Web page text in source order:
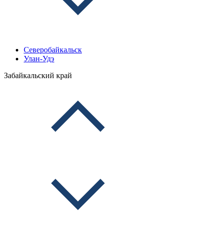
Северобайкальск
Улан-Удэ
Забайкальский край